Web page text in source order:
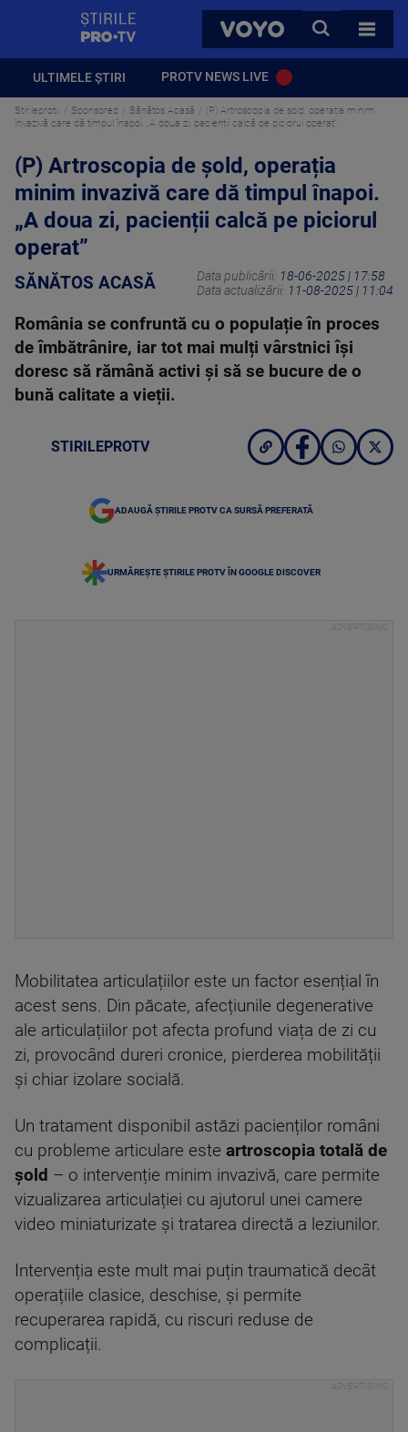
VOYO
CAUTA
TOATE
ULTIMELE ȘTIRI PROTV NEWS LIVE
Stirileprotv Sponsored Sănătos Acasă
(P) Artroscopia de șold, operația minim
invazivă care dă timpul înapoi. „A doua zi, pacienții calcă pe piciorul operat”
(P) Artroscopia de șold, operația
minim invazivă care dă timpul înapoi.
„A doua zi, pacienții calcă pe piciorul
operat”
SĂNĂTOS ACASĂ Data publicării: 18-06-2025 | 17:58
Data actualizării: 11-08-2025 | 11:04
România se confruntă cu o populație în proces
de îmbătrânire, iar tot mai mulți vârstnici își
doresc să rămână activi și să se bucure de o
bună calitate a vieții.
STIRILEPROTV
ADAUGĂ ȘTIRILE PROTV CA SURSĂ PREFERATĂ
URMĂREȘTE ȘTIRILE PROTV ÎN GOOGLE DISCOVER
Mobilitatea articulațiilor este un factor esențial în
acest sens. Din păcate, afecțiunile degenerative
ale articulațiilor pot afecta profund viața de zi cu
zi, provocând dureri cronice, pierderea mobilității
și chiar izolare socială.
Un tratament disponibil astăzi pacienților români
cu probleme articulare este artroscopia totală de
șold – o intervenție minim invazivă, care permite
vizualizarea articulației cu ajutorul unei camere
video miniaturizate și tratarea directă a leziunilor.
Intervenția este mult mai puțin traumatică decât
operațiile clasice, deschise, și permite
recuperarea rapidă, cu riscuri reduse de
complicații.